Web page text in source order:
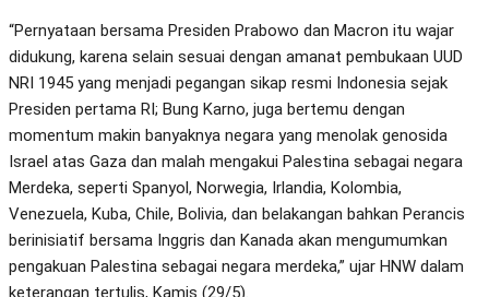
“Pernyataan bersama Presiden Prabowo dan Macron itu wajar
didukung, karena selain sesuai dengan amanat pembukaan UUD
NRI 1945 yang menjadi pegangan sikap resmi Indonesia sejak
Presiden pertama RI; Bung Karno, juga bertemu dengan
momentum makin banyaknya negara yang menolak genosida
Israel atas Gaza dan malah mengakui Palestina sebagai negara
Merdeka, seperti Spanyol, Norwegia, Irlandia, Kolombia,
Venezuela, Kuba, Chile, Bolivia, dan belakangan bahkan Perancis
berinisiatif bersama Inggris dan Kanada akan mengumumkan
pengakuan Palestina sebagai negara merdeka,” ujar HNW dalam
keterangan tertulis, Kamis (29/5).